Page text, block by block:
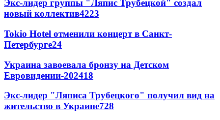
Экс-лидер группы "Ляпис Трубецкой" создал
новый коллектив4223
Tokio Hotel отменили концерт в Санкт-
Петербурге24
Украина завоевала бронзу на Детском
Евровидении-202418
Экс-лидер "Ляписа Трубецкого" получил вид на
жительство в Украине728